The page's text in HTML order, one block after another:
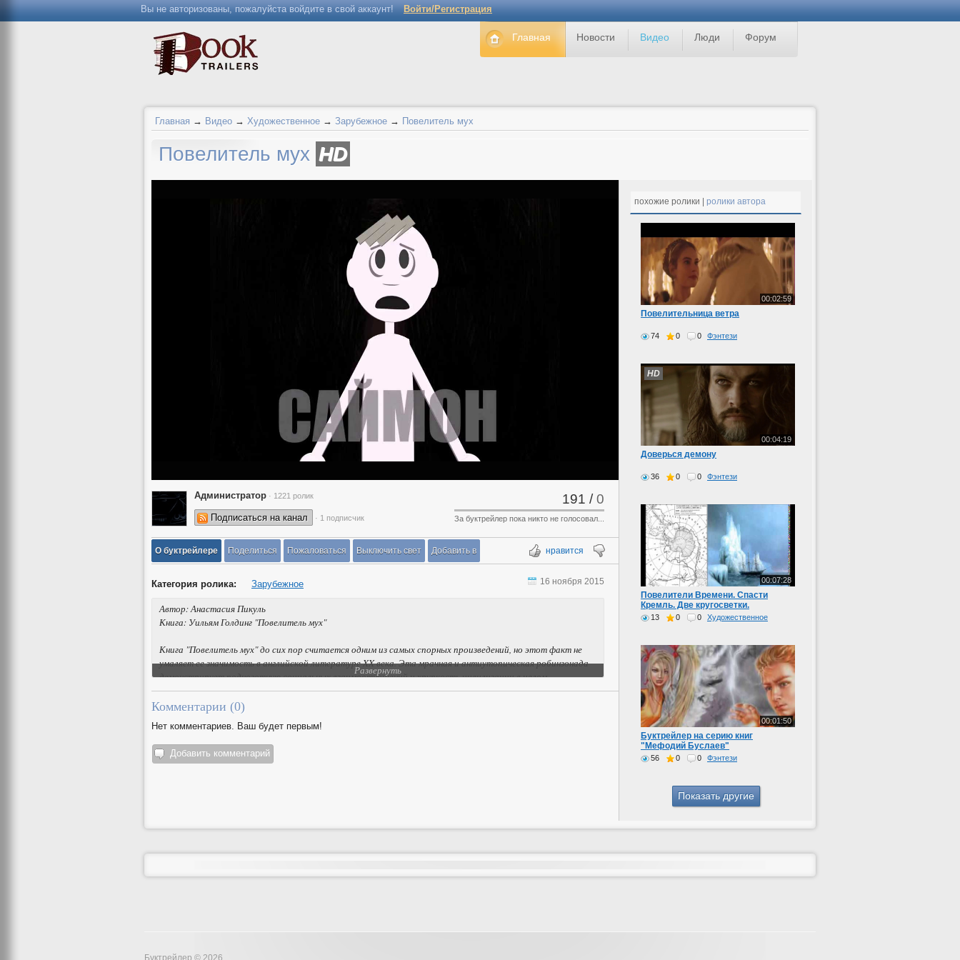
Вы не авторизованы, пожалуйста войдите в свой аккаунт! Войти/Регистрация
Главная Новости Видео Люди Форум
Главная → Видео → Художественное → Зарубежное → Повелитель мух
Повелитель мух HD
Администратор · 1221 ролик
Подписаться на канал · 1 подписчик
191 /0
За буктрейлер пока никто не голосовал...
нравится
О буктрейлере Поделиться Пожаловаться Выключить свет Добавить в
Категория ролика: Зарубежное
Автор: Анастасия Пикуль
Книга: Уильям Голдинг "Повелитель мух"
Книга "Повелитель мух" до сих пор считается одним из самых спорных произведений, но этот факт не
умаляет ее значимость в английской литературе XX века. Эта мрачная и антиутопическая робинзонада
демонстрирует подноготную социальных взаимоотношений и хрупкость цивилизации в целом.
Развернуть
16 ноября 2015
Комментарии (0)
Нет комментариев. Ваш будет первым!
Добавить комментарий
похожие ролики | ролики автора
00:02:59
Повелительница ветра
74 0 0 Фэнтези
00:04:19
HD
Доверься демону
36 0 0 Фэнтези
00:07:28
Повелители Времени. Спасти
Кремль. Две кругосветки.
13 0 0 Художественное
00:01:50
Буктрейлер на серию книг
"Мефодий Буслаев"
56 0 0 Фэнтези
Буктрейлер © 2026